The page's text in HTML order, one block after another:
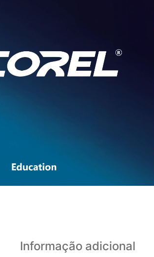
Informação adicional